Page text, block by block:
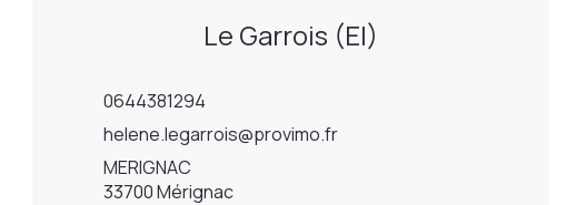
Le Garrois (EI)
0644381294
helene.legarrois@provimo.fr
MERIGNAC
33700 Mérignac